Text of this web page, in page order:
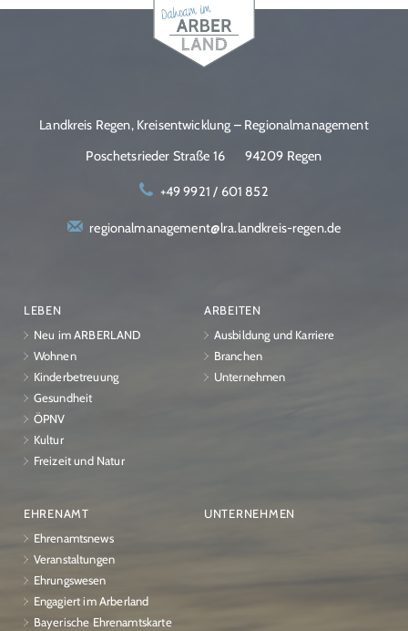
Landkreis Regen, Kreisentwicklung – Regionalmanagement
Poschetsrieder Straße 16
94209 Regen
+49 9921 / 601 852
regionalmanagement@lra.landkreis-regen.de
LEBEN
Neu im ARBERLAND
Wohnen
Kinderbetreuung
Gesundheit
ÖPNV
Kultur
Freizeit und Natur
ARBEITEN
Ausbildung und Karriere
Branchen
Unternehmen
EHRENAMT
Ehrenamtsnews
Veranstaltungen
Ehrungswesen
Engagiert im Arberland
Bayerische Ehrenamtskarte
UNTERNEHMEN